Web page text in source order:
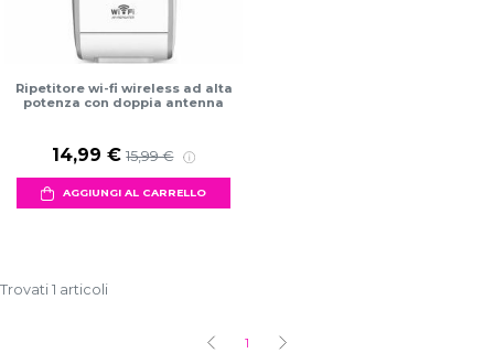
Ripetitore wi-fi wireless ad alta
potenza con doppia antenna
14,99 € 15,99 €
AGGIUNGI AL CARRELLO
Trovati 1 articoli
1